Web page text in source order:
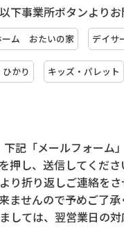
事業所ボタンよりお
ーム おたいの家 デイサ
かり キッズ・パレット
記「メールフォーム
押し、送信してくださ
折り返しご連絡をさ
せんので予めご了承
ては、翌営業日の対